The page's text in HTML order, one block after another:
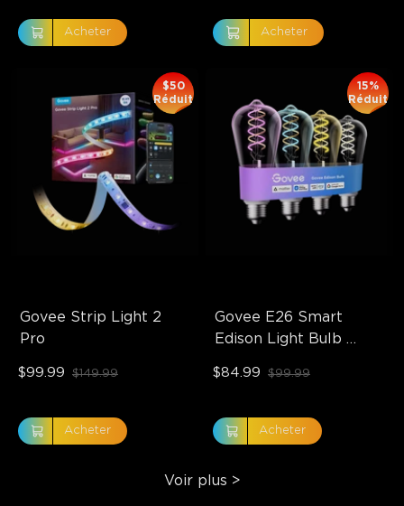
Acheter Acheter
Govee Strip Light 2
Pro
$50
Réduit
$99.99 $149.99
Acheter
Govee E26 Smart
Edison Light Bulb
15%
Réduit
$84.99 $99.99
Acheter
Voir plus >